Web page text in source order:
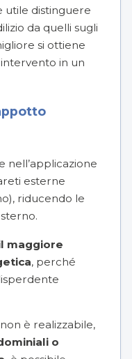
utile distinguere
da quelli sugli
si ottiene
in un
nell’applicazione
esterne
riducendo le
maggiore
, perché
è realizzabile,
o